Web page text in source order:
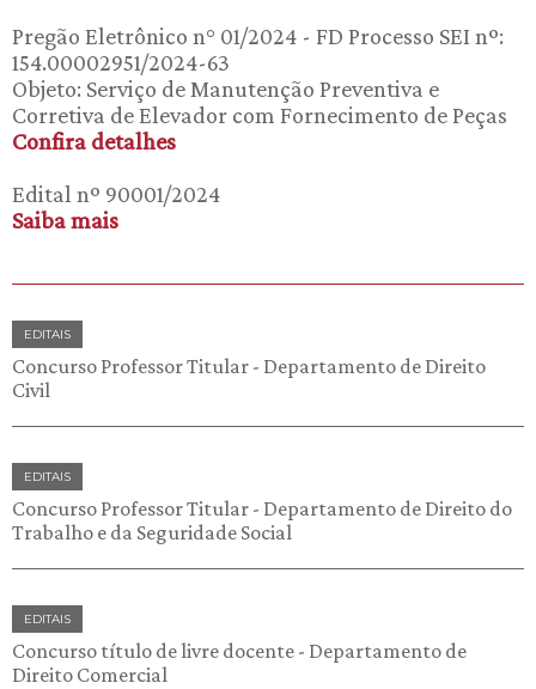
Pregão Eletrônico n° 01/2024 - FD Processo SEI nº:
154.00002951/2024-63
Objeto: Serviço de Manutenção Preventiva e
Corretiva de Elevador com Fornecimento de Peças
Confira detalhes
Edital nº 90001/2024
Saiba mais
EDITAIS
Concurso Professor Titular - Departamento de Direito
Civil
EDITAIS
Concurso Professor Titular - Departamento de Direito do
Trabalho e da Seguridade Social
EDITAIS
Concurso título de livre docente - Departamento de
Direito Comercial